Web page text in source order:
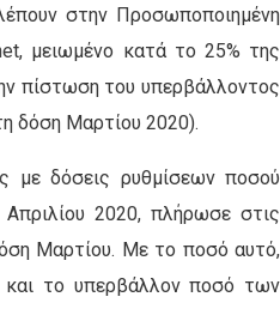
στην Προσωποποιημένη
μειωμένο κατά το 25% της
πίστωση του υπερβάλλοντος
δόση Μαρτίου 2020).
με δόσεις ρυθμίσεων ποσού
2020, πλήρωσε στις
Μαρτίου. Με το ποσό αυτό,
και το υπερβάλλον ποσό των